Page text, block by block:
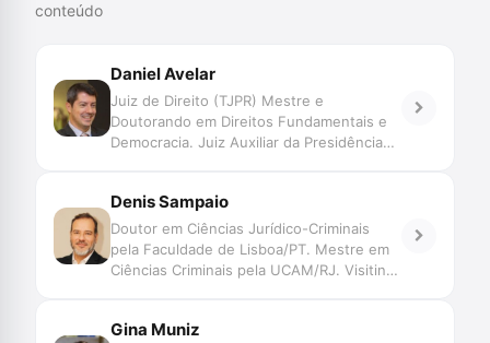
conteúdo
Daniel Avelar
Juiz de Direito (TJPR) Mestre e
Doutorando em Direitos Fundamentais e
Democracia. Juiz Auxiliar da Presidência
Denis Sampaio
Doutor em Ciências Jurídico-Criminais
pela Faculdade de Lisboa/PT. Mestre em
Ciências Criminais pela UCAM/RJ. Visiting
em Direito Penal e Ciências Criminais da
Gina Muniz